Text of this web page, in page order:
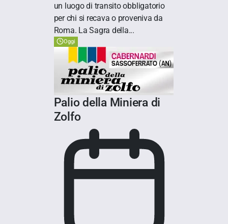
un luogo di transito obbligatorio
per chi si recava o proveniva da
Roma. La Sagra della...
Oggi
Palio della Miniera di
Zolfo